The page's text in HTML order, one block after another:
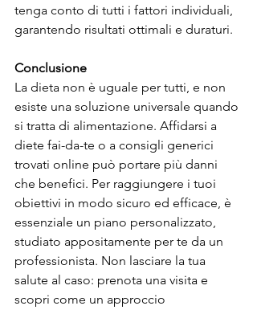
tenga conto di tutti i fattori individuali,
garantendo risultati ottimali e duraturi.
Conclusione
La dieta non è uguale per tutti, e non
esiste una soluzione universale quando
si tratta di alimentazione. Affidarsi a
diete fai-da-te o a consigli generici
trovati online può portare più danni
che benefici. Per raggiungere i tuoi
obiettivi in modo sicuro ed efficace, è
essenziale un piano personalizzato,
studiato appositamente per te da un
professionista. Non lasciare la tua
salute al caso: prenota una visita e
scopri come un approccio